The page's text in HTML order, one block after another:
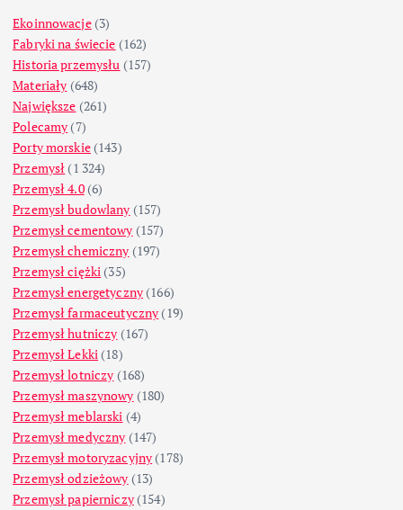
Ekoinnowacje(3)
Fabryki na świecie (162)
Historia przemysłu (157)
Materiały (648)
Największe (261)
Polecamy (7)
Porty morskie(143)
Przemysł (1 324)
Przemysł 4.0(6)
Przemysł budowlany (157)
Przemysł cementowy (157)
Przemysł chemiczny (197)
Przemysł ciężki (35)
Przemysł energetyczny (166)
Przemysł farmaceutyczny (19)
Przemysł hutniczy (167)
Przemysł Lekki (18)
Przemysł lotniczy (168)
Przemysł maszynowy (180)
Przemysł meblarski (4)
Przemysł medyczny (147)
Przemysł motoryzacyjny (178)
Przemysł odzieżowy (13)
Przemysł papierniczy(154)